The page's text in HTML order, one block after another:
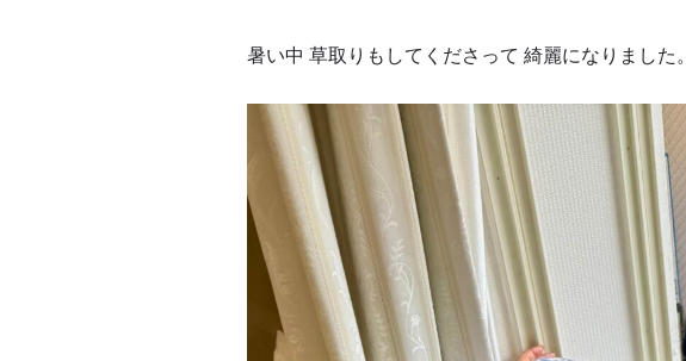
暑い中 草取りもしてくださって 綺麗になりました。